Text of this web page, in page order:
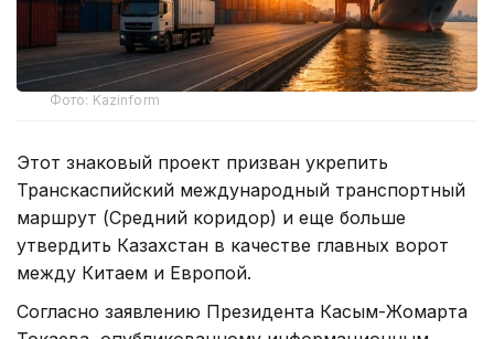
Фото: Kazinform
Этот знаковый проект призван укрепить
Транскаспийский международный транспортный
маршрут (Средний коридор) и еще больше
утвердить Казахстан в качестве главных ворот
между Китаем и Европой.
Согласно заявлению Президента Касым-Жомарта